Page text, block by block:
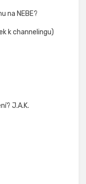
na NEBE?
k channelingu)
J.A.K.